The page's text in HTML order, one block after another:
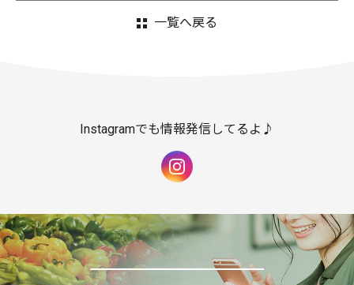
一覧へ戻る
Instagramでも情報発信してるよ♪